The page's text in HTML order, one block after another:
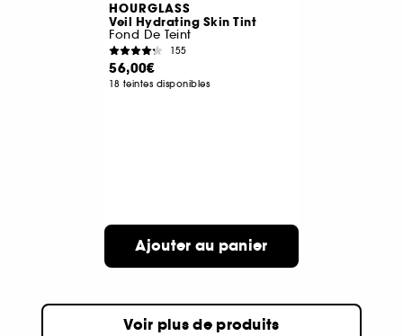
HOURGLASS
Veil Hydrating Skin Tint
Fond De Teint
155
56,00€
18 teintes disponibles
Ajouter au panier
Voir plus de produits